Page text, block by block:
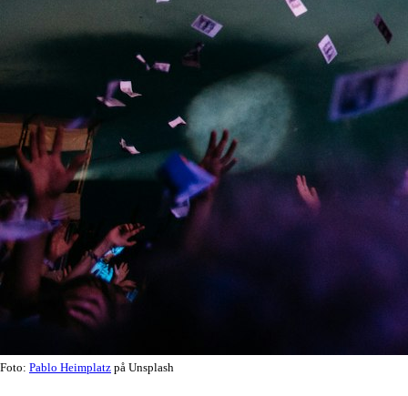
Foto: Pablo Heimplatz på Unsplash